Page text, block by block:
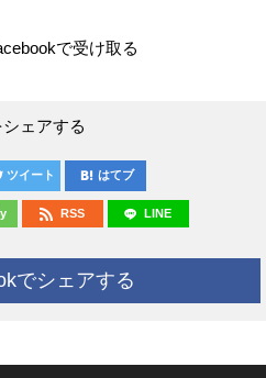
で受け取る
ェアする
ツイート はてブ
RSS LINE
でシェアする